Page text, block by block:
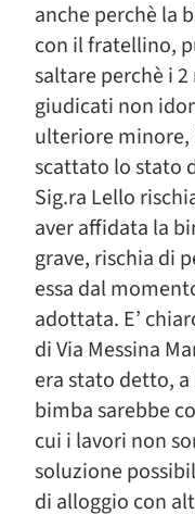
anche perchè la
con il fratellino,
saltare perchè i
giudicati non
ulteriore
scattato lo stato
Sig.ra Lello
aver affidata la
grave, rischia di
essa dal
adottata. E’
di Via Messina
era stato detto, a
bimba sarebbe
cui i lavori non
soluzione
di alloggio con